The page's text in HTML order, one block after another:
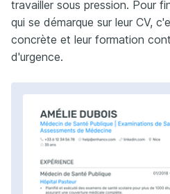
travailler sous pression. Pour
qui se démarque sur leur CV,
concrète et leur formation
d'urgence.